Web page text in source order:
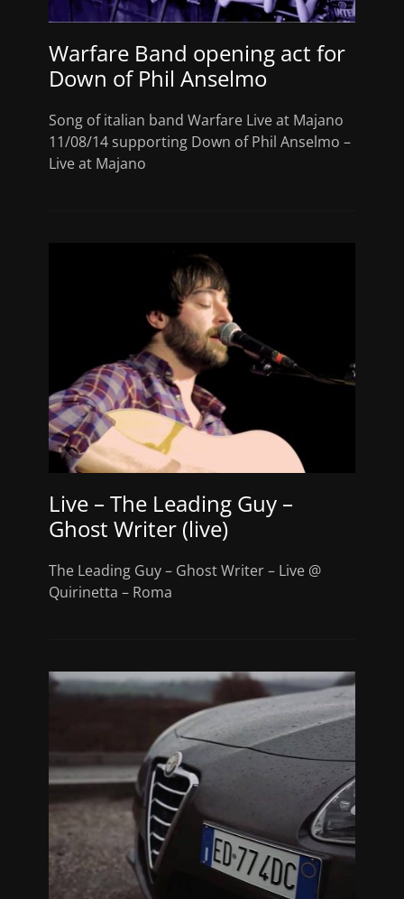
Warfare Band opening act for
Down of Phil Anselmo
Song of italian band Warfare Live at Majano
11/08/14 supporting Down of Phil Anselmo –
Live at Majano
Live – The Leading Guy –
Ghost Writer (live)
The Leading Guy – Ghost Writer – Live @
Quirinetta – Roma